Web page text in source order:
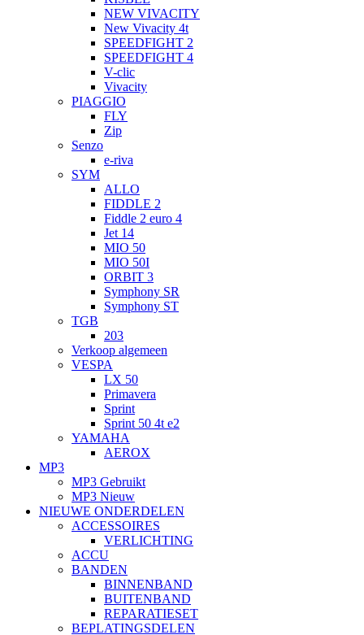
NEW VIVACITY
New Vivacity 4t
SPEEDFIGHT 2
SPEEDFIGHT 4
V-clic
Vivacity
PIAGGIO
FLY
Zip
Senzo
e-riva
SYM
ALLO
FIDDLE 2
Fiddle 2 euro 4
Jet 14
MIO 50
MIO 50I
ORBIT 3
Symphony SR
Symphony ST
TGB
203
Verkoop algemeen
VESPA
LX 50
Primavera
Sprint
Sprint 50 4t e2
YAMAHA
AEROX
MP3
MP3 Gebruikt
MP3 Nieuw
NIEUWE ONDERDELEN
ACCESSOIRES
VERLICHTING
ACCU
BANDEN
BINNENBAND
BUITENBAND
REPARATIESET
BEPLATINGSDELEN